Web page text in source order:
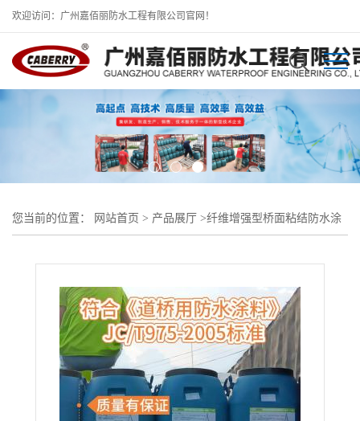
欢迎访问：广州嘉佰丽防水工程有限公司官网！
您当前的位置： 网站首页 > 产品展厅 >纤维增强型桥面粘结防水涂